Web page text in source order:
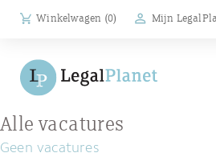
Winkelwagen (0) Mijn
Alle vacatures
Geen vacatures